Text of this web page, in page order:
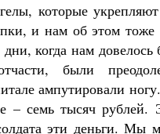
которые
и нам об этом
когда нам
были
ампутировали
– семь тысяч рублей.
эти деньги. Мы